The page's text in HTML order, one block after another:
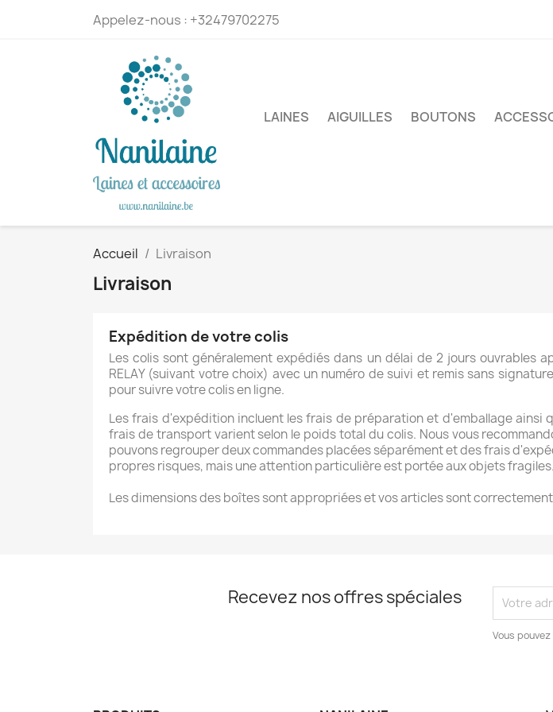
Appelez-nous : +32479702275
LAINES AIGUILLES BOUTONS
Accueil Livraison
Livraison
Expédition de votre colis
Les colis sont généralement expédiés dans un délai de 2 jours ouvrables
RELAY (suivant votre choix) avec un numéro de suivi et remis sans
pour suivre votre colis en ligne.
Les frais d'expédition incluent les frais de préparation et d'emballage
frais de transport varient selon le poids total du colis. Nous vous
pouvons regrouper deux commandes placées séparément et des frais
propres risques, mais une attention particulière est portée aux objets fragiles.
Les dimensions des boîtes sont appropriées et vos articles sont
Recevez nos offres spéciales
Vous